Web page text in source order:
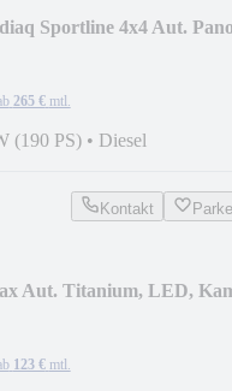
Sportline 4x4 Aut.
265 € mtl.
(190 PS) • Diesel
Kontakt
Aut. Titanium, LED,
123 € mtl.